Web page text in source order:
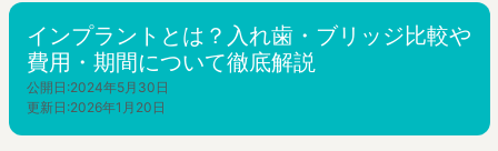
インプラントとは？入れ歯・ブリッジ比較や
費用・期間について徹底解説
公開日:2024年5月30日
更新日:2026年1月20日